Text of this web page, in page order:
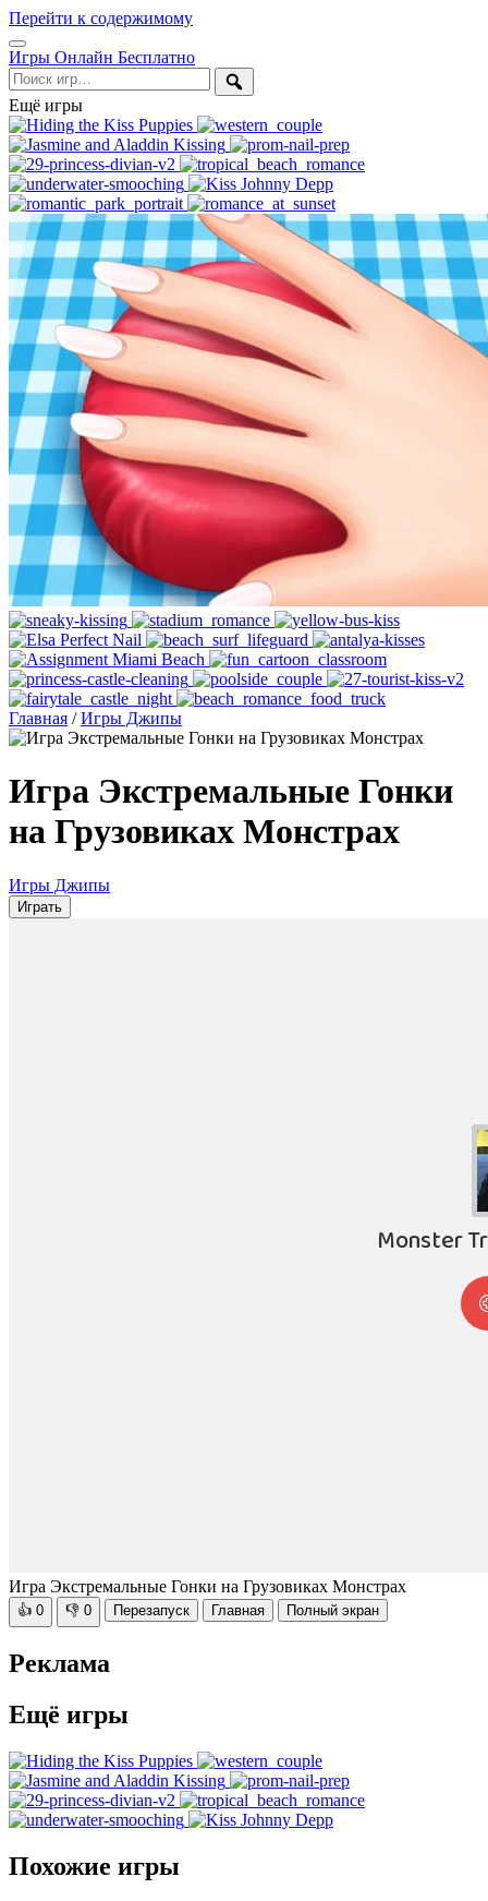
Перейти к содержимому
Открыть
меню
Игры Онлайн Бесплатно
Поиск
Ещё игры
Главная / Игры Джипы
Игра Экстремальные Гонки
на Грузовиках Монстрах
Игры Джипы
Играть
Игра Экстремальные Гонки на Грузовиках Монстрах
👍 0 👎 0 Перезапуск Главная Полный экран
Реклама
Ещё игры
Похожие игры